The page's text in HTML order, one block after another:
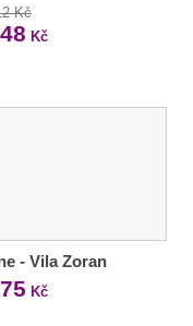
Kč
Kč
- Vila Zoran
Kč